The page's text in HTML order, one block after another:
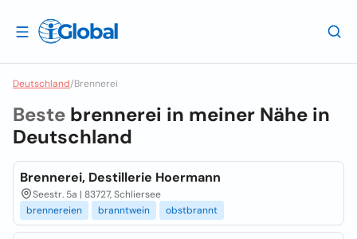
Deutschland/Brennerei
Beste brennerei in meiner Nähe in
Deutschland
Brennerei, Destillerie Hoermann
Seestr. 5a | 83727, Schliersee
brennereien
branntwein obstbrannt